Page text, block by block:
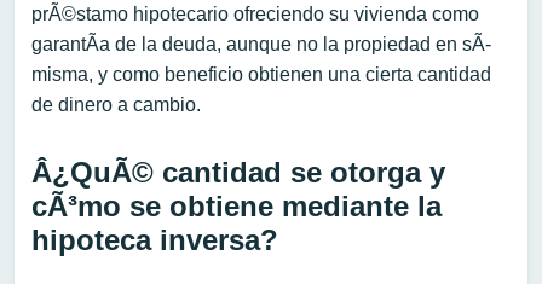
prÃ©stamo hipotecario ofreciendo su vivienda como
garantÃ­a de la deuda, aunque no la propiedad en sÃ­
misma, y como beneficio obtienen una cierta cantidad
de dinero a cambio.
Â¿QuÃ© cantidad se otorga y
cÃ³mo se obtiene mediante la
hipoteca inversa?